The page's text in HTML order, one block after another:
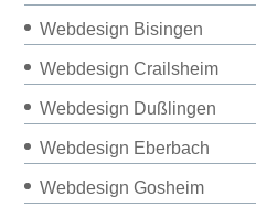
Webdesign Bisingen
Webdesign Crailsheim
Webdesign Dußlingen
Webdesign Eberbach
Webdesign Gosheim